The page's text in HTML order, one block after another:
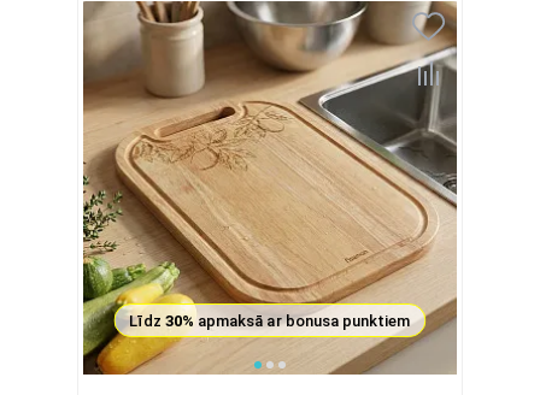
Līdz 30% apmaksā ar bonusa punktiem